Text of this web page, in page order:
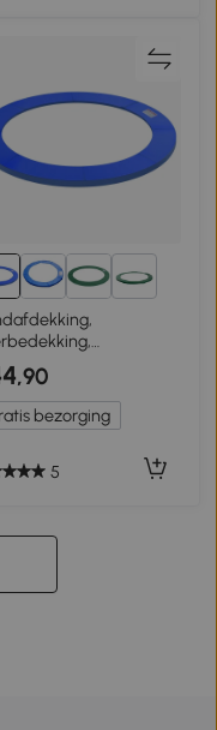
voor
244/ 305/ 366
,90
bezorging
5